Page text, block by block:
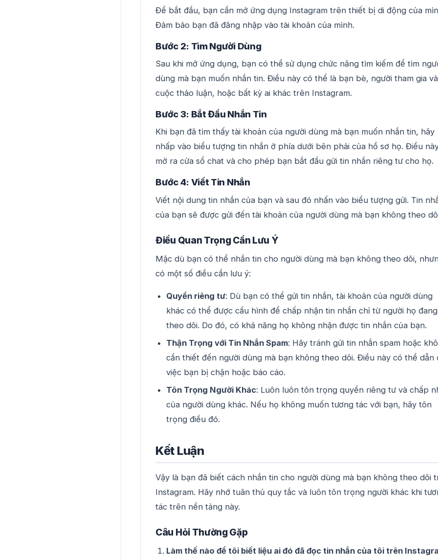
Để bắt đầu, bạn cần mở ứng dụng Instagram trên thiết bị di động của
Đảm bảo bạn đã đăng nhập vào tài khoản của mình.
Bước 2: Tìm Người Dùng
Sau khi mở ứng dụng, bạn có thể sử dụng chức năng tìm kiếm để tìm
dùng mà bạn muốn nhắn tin. Điều này có thể là bạn bè, người tham gia
cuộc thảo luận, hoặc bất kỳ ai khác trên Instagram.
Bước 3: Bắt Đầu Nhắn Tin
Khi bạn đã tìm thấy tài khoản của người dùng mà bạn muốn nhắn tin, hãy
nhấp vào biểu tượng tin nhắn ở phía dưới bên phải của hồ sơ họ. Điều
mở ra cửa sổ chat và cho phép bạn bắt đầu gửi tin nhắn riêng tư cho họ.
Bước 4: Viết Tin Nhắn
Viết nội dung tin nhắn của bạn và sau đó nhấn vào biểu tượng gửi. Tin
của bạn sẽ được gửi đến tài khoản của người dùng mà bạn không theo
Điều Quan Trọng Cần Lưu Ý
Mặc dù bạn có thể nhắn tin cho người dùng mà bạn không theo dõi,
có một số điều cần lưu ý:
Quyền riêng tư: Dù bạn có thể gửi tin nhắn, tài khoản của người dùng
khác có thể được cấu hình để chấp nhận tin nhắn chỉ từ người họ đang
theo dõi. Do đó, có khả năng họ không nhận được tin nhắn của bạn.
Thận Trọng với Tin Nhắn Spam: Hãy tránh gửi tin nhắn spam hoặc
cần thiết đến người dùng mà bạn không theo dõi. Điều này có thể dẫn
việc bạn bị chặn hoặc báo cáo.
Tôn Trọng Người Khác: Luôn luôn tôn trọng quyền riêng tư và chấp
của người dùng khác. Nếu họ không muốn tương tác với bạn, hãy tôn
trọng điều đó.
Kết Luận
Vậy là bạn đã biết cách nhắn tin cho người dùng mà bạn không theo dõi
Instagram. Hãy nhớ tuân thủ quy tắc và luôn tôn trọng người khác khi
tác trên nền tảng này.
Câu Hỏi Thường Gặp
Làm thế nào để tôi biết liệu ai đó đã đọc tin nhắn của tôi trên